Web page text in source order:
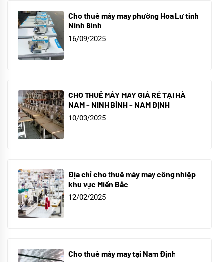
Cho thuê máy may phường Hoa Lư tỉnh
Ninh Bình
16/09/2025
CHO THUÊ MÁY MAY GIÁ RẺ TẠI HÀ
NAM – NINH BÌNH – NAM ĐỊNH
10/03/2025
Địa chỉ cho thuê máy may công nhiệp
khu vực Miền Bắc
12/02/2025
Cho thuê máy may tại Nam Định